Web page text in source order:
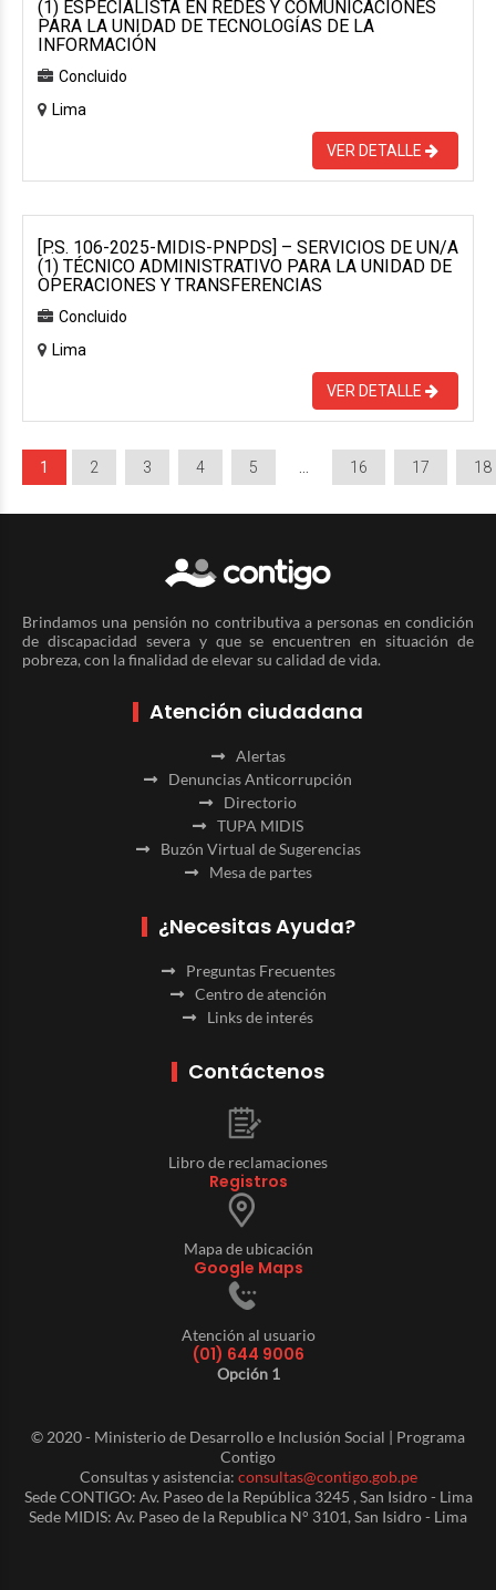
(1) ESPECIALISTA EN REDES Y COMUNICACIONES
PARA LA UNIDAD DE TECNOLOGÍAS DE LA
INFORMACIÓN
Concluido
Lima
VER DETALLE
[P.S. 106-2025-MIDIS-PNPDS] – SERVICIOS DE UN/A
(1) TÉCNICO ADMINISTRATIVO PARA LA UNIDAD DE
OPERACIONES Y TRANSFERENCIAS
Concluido
Lima
VER DETALLE
1 2 3 4 5 16 17 18
Brindamos una pensión no contributiva a personas en condición
de discapacidad severa y que se encuentren en situación de
pobreza, con la finalidad de elevar su calidad de vida.
Atención ciudadana
Alertas
Denuncias Anticorrupción
Directorio
TUPA MIDIS
Buzón Virtual de Sugerencias
Mesa de partes
¿Necesitas Ayuda?
Preguntas Frecuentes
Centro de atención
Links de interés
Contáctenos
Libro de reclamaciones
Registros
Mapa de ubicación
Google Maps
Atención al usuario
(01) 644 9006
Opción 1
© 2020 - Ministerio de Desarrollo e Inclusión Social | Programa
Contigo
Consultas y asistencia: consultas@contigo.gob.pe
Sede CONTIGO: Av. Paseo de la República 3245 , San Isidro - Lima
Sede MIDIS: Av. Paseo de la Republica N° 3101, San Isidro - Lima